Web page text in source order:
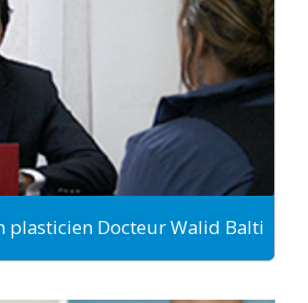
plasticien Docteur Walid Balti